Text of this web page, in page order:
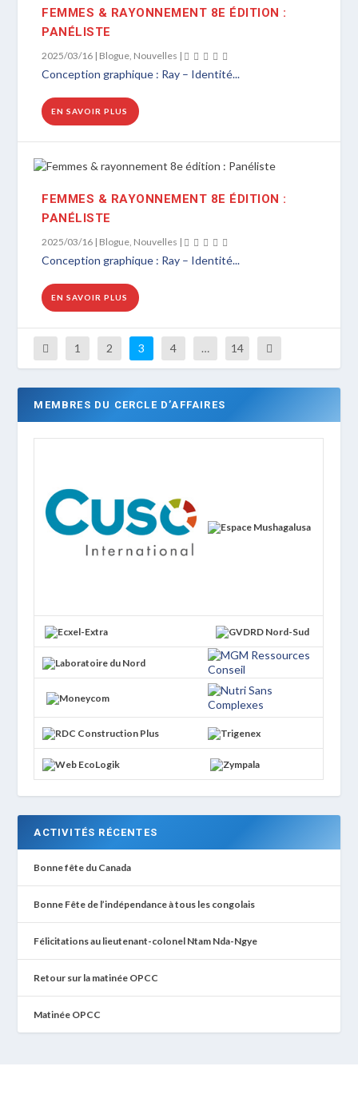
FEMMES & RAYONNEMENT 8E ÉDITION :
PANÉLISTE
2025/03/16 | Blogue Nouvelles |
Conception graphique : Ray – Identité...
EN SAVOIR PLUS
FEMMES & RAYONNEMENT 8E ÉDITION :
PANÉLISTE
2025/03/16 | Blogue Nouvelles |
Conception graphique : Ray – Identité...
EN SAVOIR PLUS
1 2 3 4 … 14
MEMBRES DU CERCLE D’AFFAIRES
ACTIVITÉS RÉCENTES
Bonne fête du Canada
Bonne Fête de l’indépendance à tous les congolais
Félicitations au lieutenant-colonel Ntam Nda-Ngye
Retour sur la matinée OPCC
Matinée OPCC